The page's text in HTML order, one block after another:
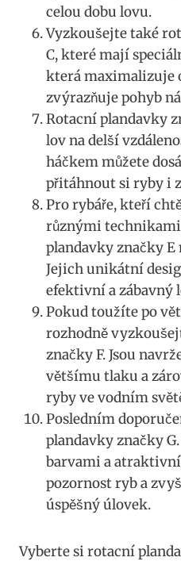
celou dobu lovu.
Vyzkoušejte také
C, které mají‍
která maximalizuje
zvýrazňuje pohyb
Rotacní ⁤plandavky
lov na delší
‌háčkem můžete
přitáhnout si ryby i
Pro rybáře, ‌kteří
různými
plandavky ⁣značky
Jejich unikátní
efektivní a zábavný
Pokud toužíte po
rozhodně
značky F. ⁣Jsou
většímu tlaku a
ryby ve vodním
Posledním
plandavky značky
barvami a
pozornost‍ ryb ‌a
úspěšný ⁤úlovek.
Vyberte si rotacní